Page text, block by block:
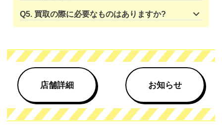
Q5. 買取の際に必要なものはありますか?
店舗詳細 お知らせ